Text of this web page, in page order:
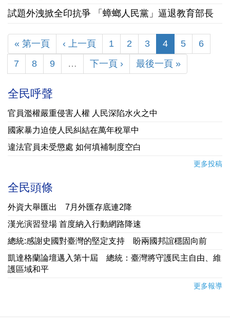
試題外洩掀全印抗爭 「蟑螂人民黨」逼退教育部長
« 第一頁 ‹ 上一頁 1 2 3 4 5
6
7
8 9 … 下一頁 › 最後一頁 »
全民呼聲
官員濫權嚴重侵害人權 人民深陷水火之中
國家暴力迫使人民糾結在萬年稅單中
違法官員未受懲處 如何填補制度空白
更多投稿
全民頭條
外資大舉匯出 7月外匯存底連2降
漢光演習登場 首度納入行動網路降速
總統:感謝史國對臺灣的堅定支持 盼兩國邦誼穩固向前
凱達格蘭論壇邁入第十屆 總統：臺灣將守護民主自由、維
護區域和平
更多報導